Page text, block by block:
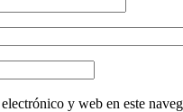
y web en este